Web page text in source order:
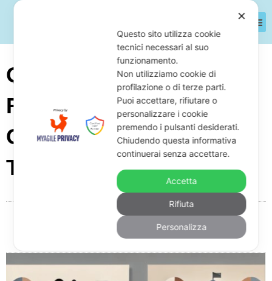
Quanto Costa Un
Ricorso Alla
Commissione
Tributaria?
Giuseppe Monardo
08:16
Nessun commento
✕
Questo sito utilizza cookie
tecnici necessari al suo
funzionamento.
Non utilizziamo cookie di
profilazione o di terze parti.
Puoi accettare, rifiutare o
personalizzare i cookie
premendo i pulsanti desiderati.
Chiudendo questa informativa
continuerai senza accettare.
Accetta
Rifiuta
Personalizza